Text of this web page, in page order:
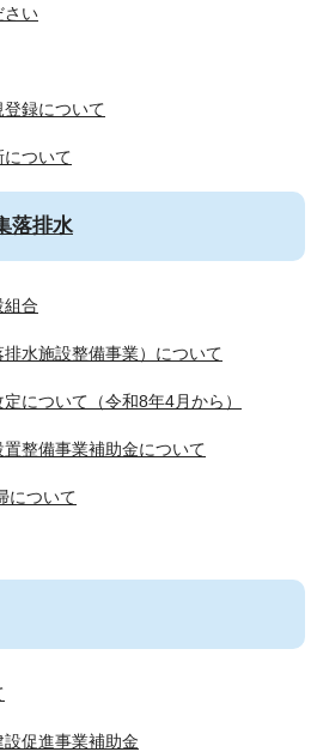
さい
録について
ついて
落排水
組合
水施設整備事業）について
について（令和8年4月から）
整備事業補助金について
について
促進事業補助金